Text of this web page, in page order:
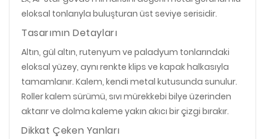
eloksal tonlarıyla buluşturan üst seviye serisidir.
Tasarımın Detayları
Altın, gül altın, rutenyum ve paladyum tonlarındaki
eloksal yüzey, aynı renkte klips ve kapak halkasıyla
tamamlanır. Kalem, kendi metal kutusunda sunulur.
Roller kalem sürümü, sıvı mürekkebi bilye üzerinden
aktarır ve dolma kaleme yakın akıcı bir çizgi bırakır.
Dikkat Çeken Yanları